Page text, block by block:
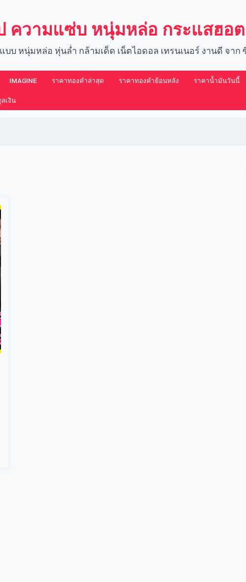
ความแซ่บ หนุ่มหล่อ กระแสฮอ
บบ หนุ่มหล่อ หุ่นล่ำ กล้ามเด็ด เน็ตไอดอล เทรนเนอร์ งานดี จา
IMAGINE​ ราคาทองคำล่าสุด ราคาทองคำย้อนหลัง ราคาน้ำมันวันนี้
เงิน